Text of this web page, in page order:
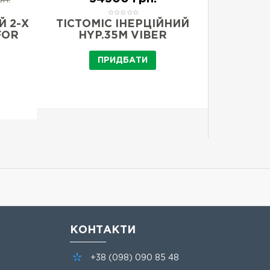
2-Х
ТІСТОМІС ІНЕРЦІЙНИЙ
HYP.35M VIBER
ПРИДБАТИ
КОНТАКТИ
+38 (098) 090 85 48